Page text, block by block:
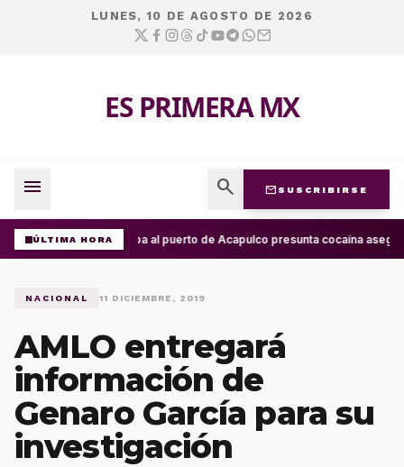
LUNES, 10 DE AGOSTO DE 2026
ES PRIMERA MX
menu search mail SUSCRIBIRSE
ÚLTIMA HORAArriba al puerto de Acapulco presunta cocaína
NACIONAL 11 DICIEMBRE, 2019
AMLO entregará
información de
Genaro García para su
investigación